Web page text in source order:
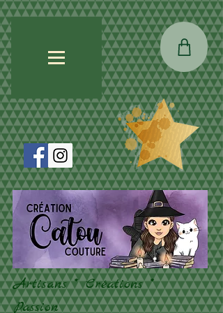
Artisans * Créations *
Passion